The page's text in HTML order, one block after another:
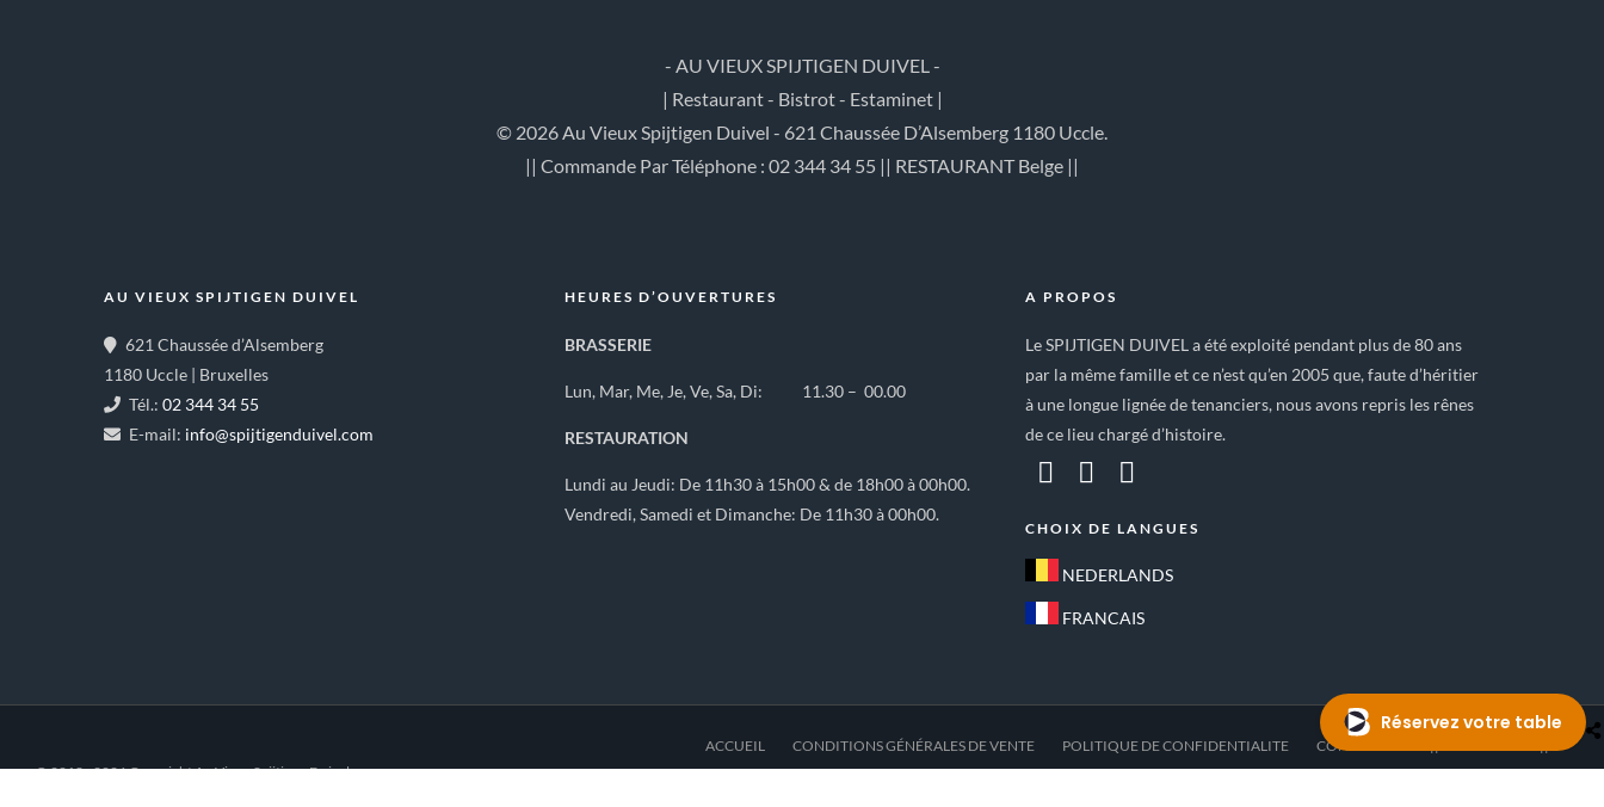
- AU VIEUX SPIJTIGEN DUIVEL -
| Restaurant - Bistrot - Estaminet |
© 2026 Au Vieux Spijtigen Duivel - 621 Chaussée D’Alsemberg 1180 Uccle.
|| Commande Par Téléphone : 02 344 34 55 || RESTAURANT Belge ||
AU VIEUX SPIJTIGEN DUIVEL
621 Chaussée d’Alsemberg
1180 Uccle | Bruxelles
Tél.: 02 344 34 55
E-mail: info@spijtigenduivel.com
HEURES D’OUVERTURES
BRASSERIE
Lun, Mar, Me, Je, Ve, Sa, Di: 11.30 – 00.00
RESTAURATION
Lundi au Jeudi: De 11h30 à 15h00 & de 18h00 à 00h00.
Vendredi, Samedi et Dimanche: De 11h30 à 00h00.
A PROPOS
Le SPIJTIGEN DUIVEL a été exploité pendant plus de 80 ans
par la même famille et ce n’est qu’en 2005 que, faute d’héritier
à une longue lignée de tenanciers, nous avons repris les rênes
de ce lieu chargé d’histoire.
CHOIX DE LANGUES
NEDERLANDS
FRANCAIS
ACCUEIL CONDITIONS GÉNÉRALES DE VENTE POLITIQUE DE CONFIDENTIALITE CONTACT
—- || RESERVATION || —-
© 2018 - 2026 Copyright Au Vieux Spijtigen Duivel.